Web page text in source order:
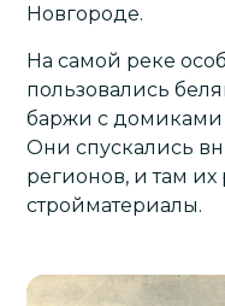
Новгороде.
На самой реке
пользовались
баржи с
Они спускались
регионов, и там их
стройматериалы.